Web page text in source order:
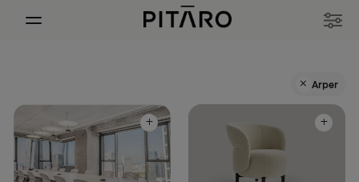
Arper
+
+
+